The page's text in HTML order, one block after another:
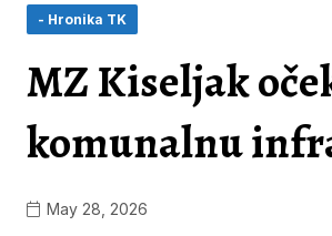
- Hronika TK
MZ Kiseljak
komunalnu
May 28, 2026